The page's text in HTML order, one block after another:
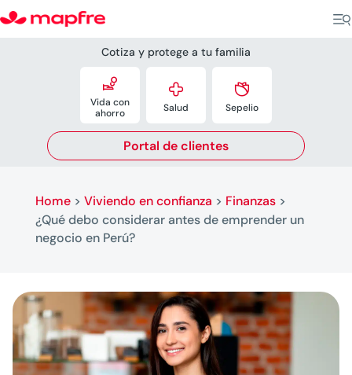
Cotiza y protege a tu familia

Vida con
ahorro

Salud

Sepelio
Portal de clientes
Home> Viviendo en confianza > Finanzas>
¿Qué debo considerar antes de emprender un
negocio en Perú?